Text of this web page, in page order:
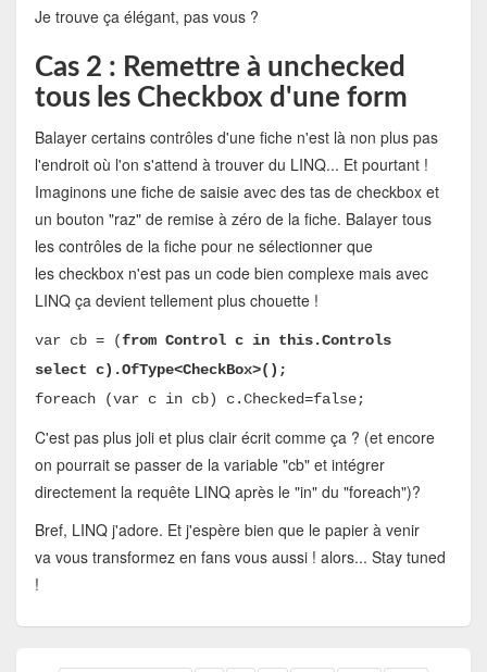
Je trouve ça élégant, pas vous ?
Cas 2 : Remettre à unchecked
tous les Checkbox d'une form
Balayer certains contrôles d'une fiche n'est là non plus pas
l'endroit où l'on s'attend à trouver du LINQ... Et pourtant !
Imaginons une fiche de saisie avec des tas de checkbox et
un bouton "raz" de remise à zéro de la fiche. Balayer tous
les contrôles de la fiche pour ne sélectionner que
les checkbox n'est pas un code bien complexe mais avec
LINQ ça devient tellement plus chouette !
var cb = (from Control c in this.Controls
select c).OfType<CheckBox>();
foreach (var c in cb) c.Checked=false;
C'est pas plus joli et plus clair écrit comme ça ? (et encore
on pourrait se passer de la variable "cb" et intégrer
directement la requête LINQ après le "in" du "foreach")?
Bref, LINQ j'adore. Et j'espère bien que le papier à venir
va vous transformez en fans vous aussi ! alors... Stay tuned
!